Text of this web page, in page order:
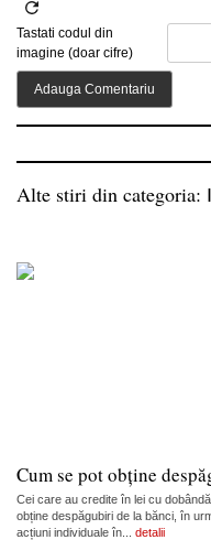
Tastati codul din
imagine (doar cifre)
Alte stiri din categoria:
Cum se pot obține
Cei care au credite în lei cu
obține despăgubiri de la bănci, în
acțiuni individuale în... detalii